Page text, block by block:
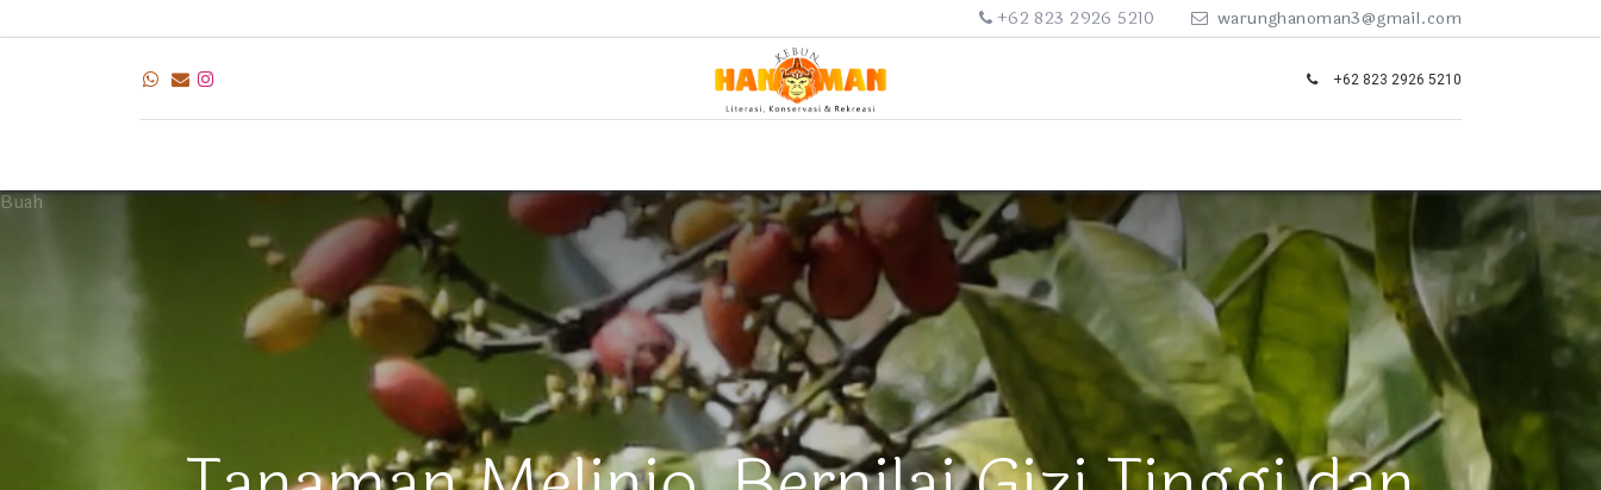
+62 823 2926 5210 warunghanoman3@gmail.com
+62 823 2926 5210
Buah